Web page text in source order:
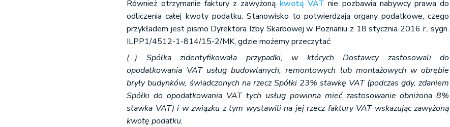
Również otrzymanie faktury z zawyżoną kwotą VAT nie pozbawia nabywcy prawa do
odliczenia całej kwoty podatku. Stanowisko to potwierdzają organy podatkowe, czego
przykładem jest pismo Dyrektora Izby Skarbowej w Poznaniu z 18 stycznia 2016 r., sygn.
ILPP1/4512-1-814/15-2/MK, gdzie możemy przeczytać:
(…) Spółka zidentyfikowała przypadki, w których Dostawcy zastosowali do
opodatkowania VAT usług budowlanych, remontowych lub montażowych w obrębie
bryły budynków, świadczonych na rzecz Spółki 23% stawkę VAT (podczas gdy, zdaniem
Spółki do opodatkowania VAT tych usług powinna mieć zastosowanie obniżona 8%
stawka VAT) i w związku z tym wystawili na jej rzecz faktury VAT wskazując zawyżoną
kwotę podatku.